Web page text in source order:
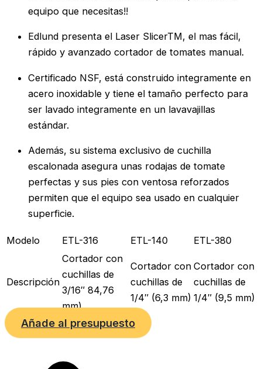
equipo que necesitas!!
Edlund presenta el Laser SlicerTM, el mas fácil,
rápido y avanzado cortador de tomates manual.
Certificado NSF, está construido integramente en
acero inoxidable y tiene el tamaño perfecto para
ser lavado integramente en un lavavajillas
estándar.
Además, su sistema exclusivo de cuchilla
escalonada asegura unas rodajas de tomate
perfectas y sus pies con ventosa reforzados
permiten que el equipo sea usado en cualquier
superficie.
Modelo ETL-316 ETL-140 ETL-380
Descripción
Cortador con
cuchillas de
3/16″ 84,76
mm)
Cortador con
cuchillas de
1/4″ (6,3 mm)
Cortador con
cuchillas de
1/4″ (9,5 mm)
Añade al presupuesto